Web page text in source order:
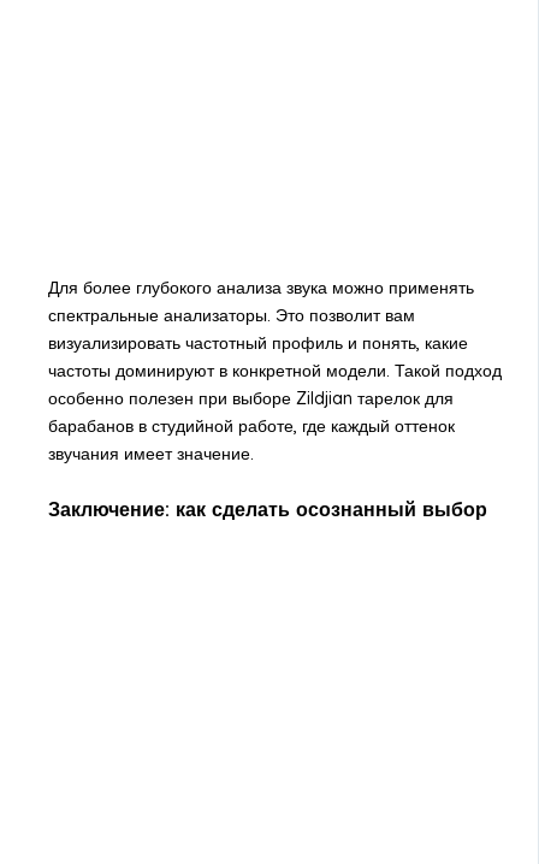
Для более глубокого анализа звука можно применять
спектральные анализаторы. Это позволит вам
визуализировать частотный профиль и понять, какие
частоты доминируют в конкретной модели. Такой подход
особенно полезен при выборе Zildjian тарелок для
барабанов в студийной работе, где каждый оттенок
звучания имеет значение.
Заключение: как сделать осознанный выбор